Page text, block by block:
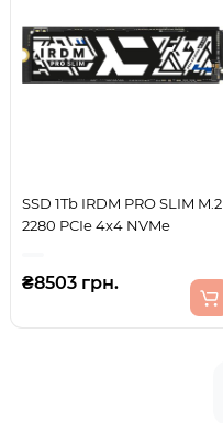
SSD 1Tb IRDM PRO SLIM M.2
2280 PCIe 4x4 NVMe
₴8503 грн.